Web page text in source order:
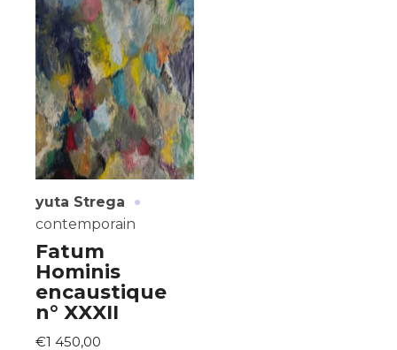
yuta Strega ·
contemporain
Fatum
Hominis
encaustique
n° XXXII
€1 450,00